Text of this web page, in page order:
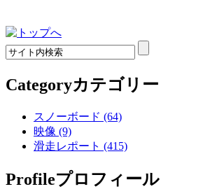
Categoryカテゴリー
スノーボード (64)
映像 (9)
滑走レポート (415)
Profileプロフィール